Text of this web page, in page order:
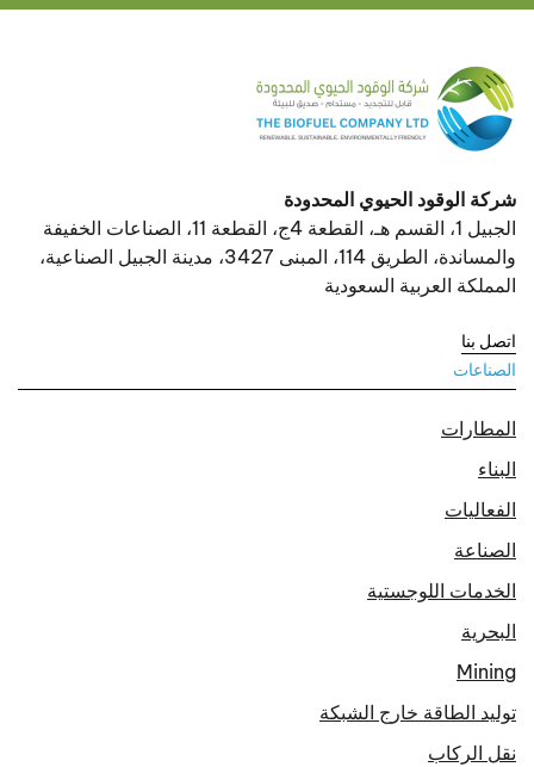
شركة الوقود الحيوي المحدودة
الجبيل 1، القسم هـ، القطعة 4ج، القطعة 11، الصناعات الخفيفة
والمساندة، الطريق 114، المبنى 3427، مدينة الجبيل الصناعية،
المملكة العربية السعودية
اتصل بنا
الصناعات
المطارات
البناء
الفعاليات
الصناعة
الخدمات اللوجستية
البحرية
Mining
توليد الطاقة خارج الشبكة
نقل الركاب